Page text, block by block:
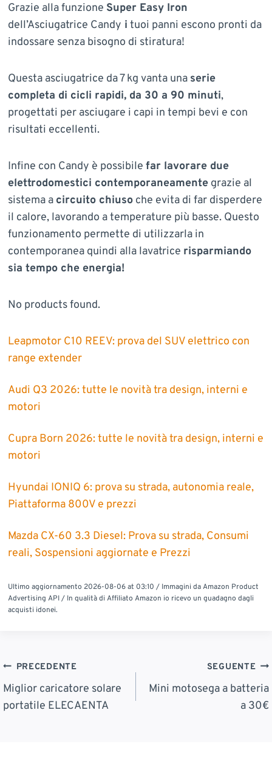
Grazie alla funzione Super Easy Iron
dell’Asciugatrice Candy i tuoi panni escono pronti da
indossare senza bisogno di stiratura!
Questa asciugatrice da 7 kg vanta una serie
completa di cicli rapidi, da 30 a 90 minuti,
progettati per asciugare i capi in tempi bevi e con
risultati eccellenti.
Infine con Candy è possibile far lavorare due
elettrodomestici contemporaneamentegrazie al
sistema a circuito chiusoche evita di far disperdere
il calore, lavorando a temperature più basse. Questo
funzionamento permette di utilizzarla in
contemporanea quindi alla lavatrice risparmiando
sia tempo che energia!
No products found.
Leapmotor C10 REEV: prova del SUV elettrico con
range extender
Audi Q3 2026: tutte le novità tra design, interni e
motori
Cupra Born 2026: tutte le novità tra design, interni e
motori
Hyundai IONIQ 6: prova su strada, autonomia reale,
Piattaforma 800V e prezzi
Mazda CX-60 3.3 Diesel: Prova su strada, Consumi
reali, Sospensioni aggiornate e Prezzi
Ultimo aggiornamento 2026-08-06 at 03:10 / Immagini da Amazon Product
Advertising API / In qualità di Affiliato Amazon io ricevo un guadagno dagli
acquisti idonei.
Navigazione
Articoli
PRECEDENTE
Miglior caricatore solare
portatile ELECAENTA
SEGUENTE
Mini motosega a batteria
a 30€